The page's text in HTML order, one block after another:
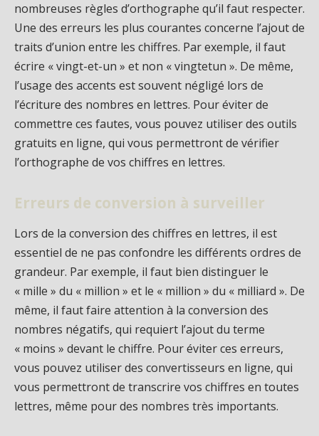
nombreuses règles d’orthographe qu’il faut respecter.
Une des erreurs les plus courantes concerne l’ajout de
traits d’union entre les chiffres. Par exemple, il faut
écrire « vingt-et-un » et non « vingtetun ». De même,
l’usage des accents est souvent négligé lors de
l’écriture des nombres en lettres. Pour éviter de
commettre ces fautes, vous pouvez utiliser des outils
gratuits en ligne, qui vous permettront de vérifier
l’orthographe de vos chiffres en lettres.
Erreurs de conversion à surveiller
Lors de la conversion des chiffres en lettres, il est
essentiel de ne pas confondre les différents ordres de
grandeur. Par exemple, il faut bien distinguer le
« mille » du « million » et le « million » du « milliard ». De
même, il faut faire attention à la conversion des
nombres négatifs, qui requiert l’ajout du terme
« moins » devant le chiffre. Pour éviter ces erreurs,
vous pouvez utiliser des convertisseurs en ligne, qui
vous permettront de transcrire vos chiffres en toutes
lettres, même pour des nombres très importants.